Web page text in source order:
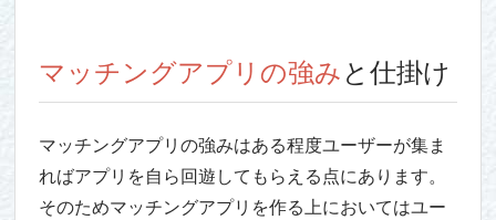
マッチングアプリの強み と仕掛け
マッチングアプリの強みはある程度ユーザーが集ま
ればアプリを自ら回遊してもらえる点にあります。
そのためマッチングアプリを作る上においてはユー